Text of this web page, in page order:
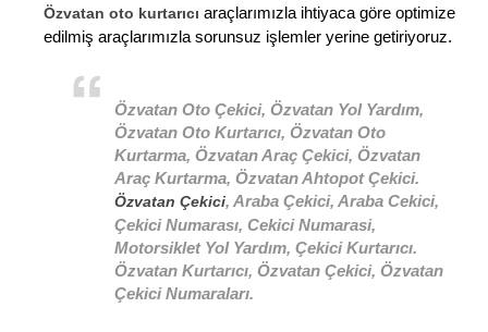
Özvatan oto kurtarıcı araçlarımızla ihtiyaca göre optimize
edilmiş araçlarımızla sorunsuz işlemler yerine getiriyoruz.
Özvatan Oto Çekici, Özvatan Yol Yardım,
Özvatan Oto Kurtarıcı, Özvatan Oto
Kurtarma, Özvatan Araç Çekici, Özvatan
Araç Kurtarma, Özvatan Ahtopot Çekici.
Özvatan Çekici, Araba Çekici, Araba Cekici,
Çekici Numarası, Cekici Numarasi,
Motorsiklet Yol Yardım, Çekici Kurtarıcı.
Özvatan Kurtarıcı, Özvatan Çekici, Özvatan
Çekici Numaraları.